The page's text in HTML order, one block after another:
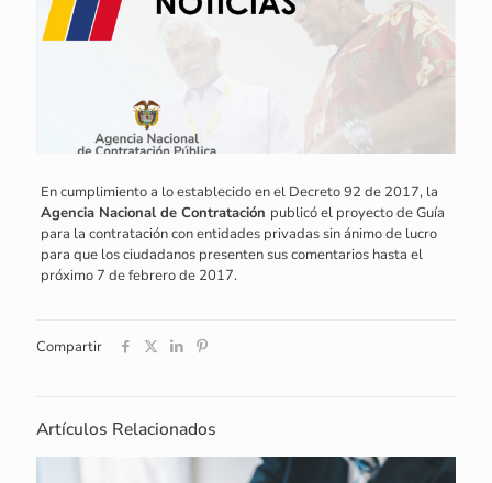
En cumplimiento a lo establecido en el Decreto 92 de 2017, la
Agencia Nacional de Contratación publicó el proyecto de Guía
para la contratación con entidades privadas sin ánimo de lucro
para que los ciudadanos presenten sus comentarios hasta el
próximo 7 de febrero de 2017.
Compartir
Artículos Relacionados